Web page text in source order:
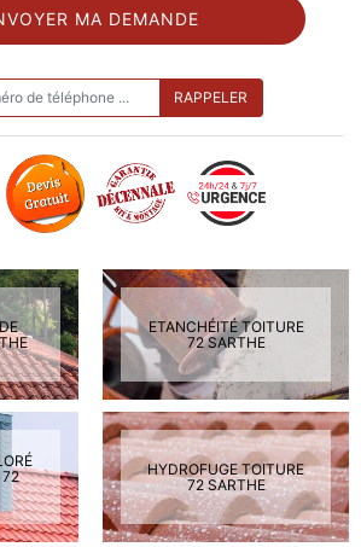
ETANCHÉITÉ TOITURE
72 SARTHE
72
HYDROFUGE TOITURE
72 SARTHE